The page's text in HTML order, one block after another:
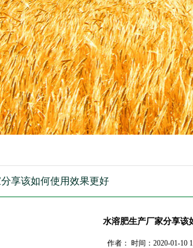
享该如何使用效果更好
水溶肥生产厂家分享该
作者： 时间：2020-01-10